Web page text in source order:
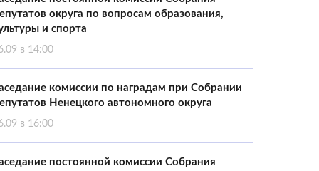
округа по вопросам образования,
и спорта
в 14:00
комиссии по наградам при Собрании
Ненецкого автономного округа
в 16:00
постоянной комиссии Собрания